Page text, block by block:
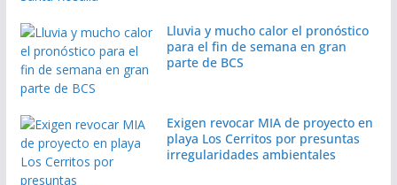
Lluvia y mucho calor el pronóstico
para el fin de semana en gran
parte de BCS
Exigen revocar MIA de proyecto en
playa Los Cerritos por presuntas
irregularidades ambientales